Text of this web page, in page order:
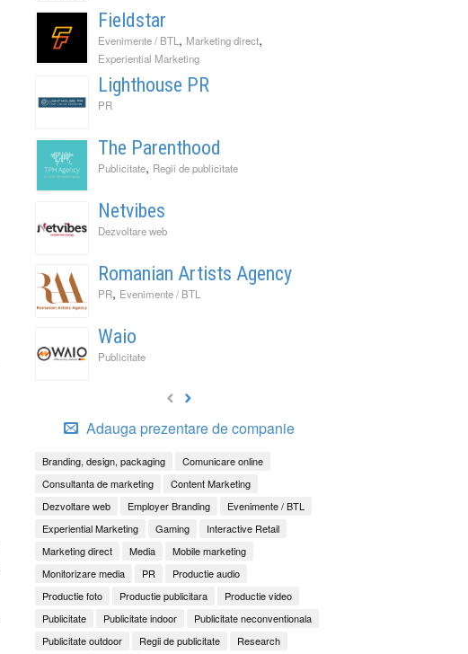
Fieldstar
Evenimente / BTL , Marketing direct,
Experiential Marketing
Lighthouse PR
PR
The Parenthood
Publicitate, Regii de publicitate
Netvibes
Dezvoltare web
Romanian Artists Agency
PR, Evenimente / BTL
Waio
Publicitate
Adauga prezentare de companie
Branding, design, packaging
Comunicare online
Consultanta de marketing
Content Marketing
Dezvoltare web
Employer Branding
Evenimente / BTL
Experiential Marketing
Gaming
Interactive Retail
Marketing direct
Media
Mobile marketing
Monitorizare media
PR
Productie audio
Productie foto
Productie publicitara
Productie video
Publicitate
Publicitate indoor
Publicitate neconventionala
Publicitate outdoor
Regii de publicitate
Research